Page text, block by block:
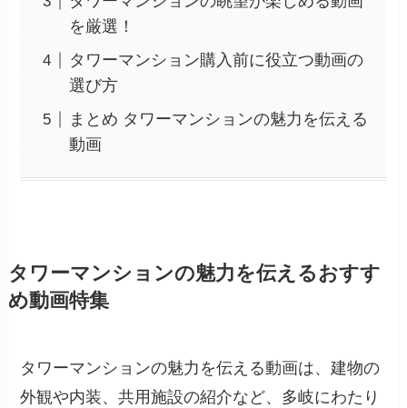
を厳選！
タワーマンション購入前に役立つ動画の
選び方
まとめ タワーマンションの魅力を伝える
動画
タワーマンションの魅力を伝えるおすす
め動画特集
タワーマンションの魅力を伝える動画は、建物の
外観や内装、共用施設の紹介など、多岐にわたり